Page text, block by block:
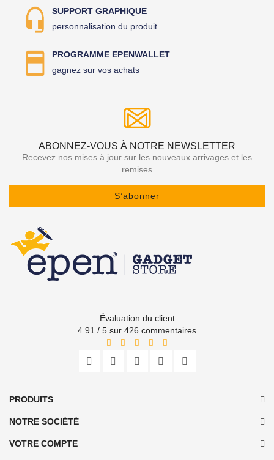
SUPPORT GRAPHIQUE
personnalisation du produit
PROGRAMME EPENWALLET
gagnez sur vos achats
ABONNEZ-VOUS À NOTRE NEWSLETTER
Recevez nos mises à jour sur les nouveaux arrivages et les
remises
S’abonner
Évaluation du client
4.91 / 5 sur 426 commentaires
PRODUITS
NOTRE SOCIÉTÉ
VOTRE COMPTE